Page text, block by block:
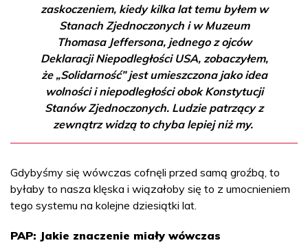
zaskoczeniem, kiedy kilka lat temu byłem w
Stanach Zjednoczonych i w Muzeum
Thomasa Jeffersona, jednego z ojców
Deklaracji Niepodległości USA, zobaczyłem,
że „Solidarność” jest umieszczona jako idea
wolności i niepodległości obok Konstytucji
Stanów Zjednoczonych. Ludzie patrzący z
zewnątrz widzą to chyba lepiej niż my.
Gdybyśmy się wówczas cofnęli przed samą groźbą, to
byłaby to nasza klęska i wiązałoby się to z umocnieniem
tego systemu na kolejne dziesiątki lat.
PAP: Jakie znaczenie miały wówczas